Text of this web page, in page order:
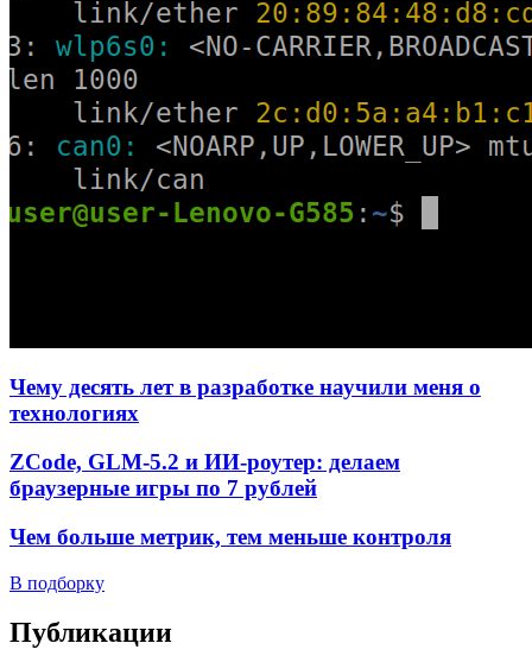
Чему десять лет в разработке научили меня о
технологиях
ZCode, GLM-5.2 и ИИ-роутер: делаем
браузерные игры по 7 рублей
Чем больше метрик, тем меньше контроля
В подборку
Публикации